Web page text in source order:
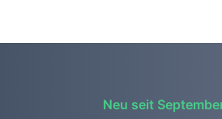
Neu seit